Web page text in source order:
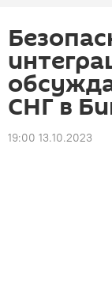
СНГ в
19:00 13.10.2023